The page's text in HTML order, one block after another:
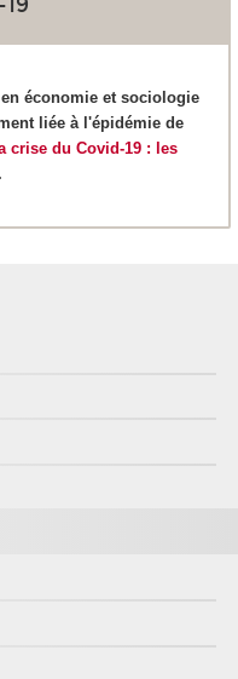
économie et sociologie
liée à l'épidémie de
crise du Covid-19 : les